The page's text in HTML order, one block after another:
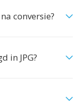
conversie?
in JPG?